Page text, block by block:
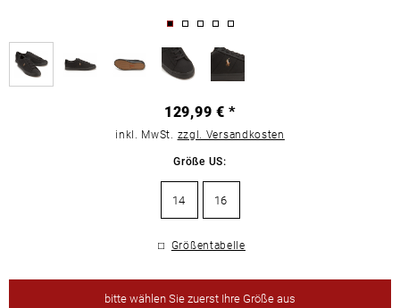
129,99 € *
inkl. MwSt. zzgl. Versandkosten
Größe US:
14 16
Größentabelle
bittewählen Sie zuerst Ihre Größe aus